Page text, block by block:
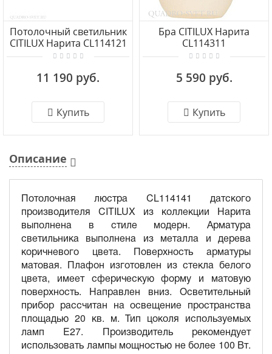
Потолочный светильник
CITILUX Нарита CL114121
11 190 руб.
Купить
Бра CITILUX Нарита
CL114311
5 590 руб.
Купить
Описание
Потолочная люстра CL114141 датского
производителя CITILUX из коллекции Нарита
выполнена в стиле модерн. Арматура
светильника выполнена из металла и дерева
коричневого цвета. Поверхность арматуры
матовая. Плафон изготовлен из стекла белого
цвета, имеет сферическую форму и матовую
поверхность. Направлен вниз. Осветительный
прибор рассчитан на освещение пространства
площадью 20 кв. м. Тип цоколя используемых
ламп E27. Производитель рекомендует
использовать лампы мощностью не более 100 Вт.